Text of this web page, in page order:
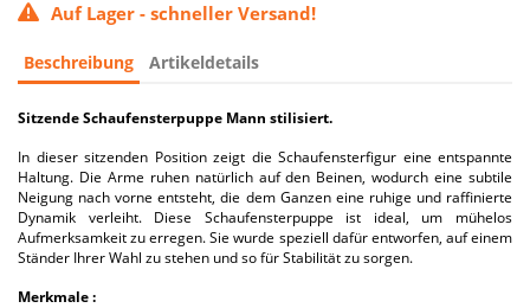
Auf Lager - schneller Versand!
Beschreibung Artikeldetails
Sitzende Schaufensterpuppe Mann stilisiert.
In dieser sitzenden Position zeigt die Schaufensterfigur eine entspannte
Haltung. Die Arme ruhen natürlich auf den Beinen, wodurch eine subtile
Neigung nach vorne entsteht, die dem Ganzen eine ruhige und raffinierte
Dynamik verleiht. Diese Schaufensterpuppe ist ideal, um mühelos
Aufmerksamkeit zu erregen. Sie wurde speziell dafür entworfen, auf einem
Ständer Ihrer Wahl zu stehen und so für Stabilität zu sorgen.
Merkmale :